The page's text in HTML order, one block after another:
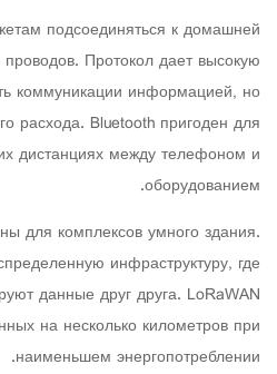
подсоединяться к домашней
Протокол дает высокую
коммуникации информацией, но
расхода. Bluetooth пригоден для
дистанциях между телефоном и
оборудованием.
для комплексов умного здания.
инфраструктуру, где
данные друг друга. LoRaWAN
на несколько километров при
наименьшем энергопотреблении.